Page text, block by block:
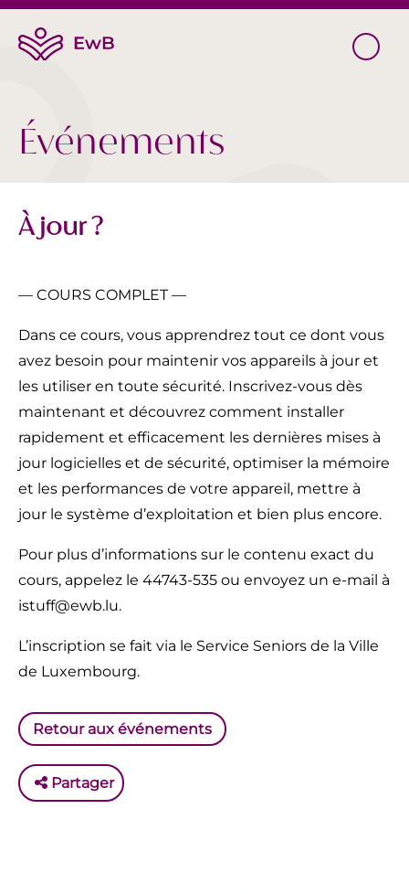
Événements
À jour ?
— COURS COMPLET —
Dans ce cours, vous apprendrez tout ce dont vous
avez besoin pour maintenir vos appareils à jour et
les utiliser en toute sécurité. Inscrivez-vous dès
maintenant et découvrez comment installer
rapidement et efficacement les dernières mises à
jour logicielles et de sécurité, optimiser la mémoire
et les performances de votre appareil, mettre à
jour le système d’exploitation et bien plus encore.
Pour plus d’informations sur le contenu exact du
cours, appelez le 44743-535 ou envoyez un e-mail à
istuff@ewb.lu.
L’inscription se fait via le Service Seniors de la Ville
de Luxembourg.
Retour aux événements
Partager